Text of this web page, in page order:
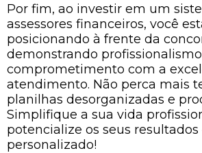
Por fim, ao investir em um
assessores financeiros, você
posicionando à frente da
demonstrando
comprometimento com a
atendimento. Não perca mais
planilhas desorganizadas e
Simplifique a sua vida
potencialize os seus
personalizado!